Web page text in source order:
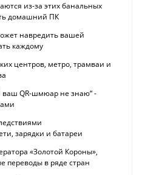
из-за этих банальных
домашний ПК
навредить вашей
каждому
центров, метро, трамваи и
ваш QR-шмюар не знаю“ -
зарядки и батареи
«Золотой Короны»,
переводы в ряде стран